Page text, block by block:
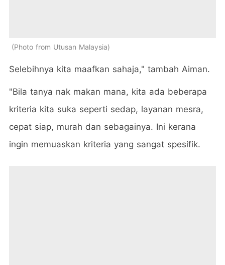
Photo from Utusan Malaysia
Selebihnya kita maafkan sahaja," tambah Aiman.
"Bila tanya nak makan mana, kita ada beberapa
kriteria kita suka seperti sedap, layanan mesra,
cepat siap, murah dan sebagainya. Ini kerana
ingin memuaskan kriteria yang sangat spesifik.